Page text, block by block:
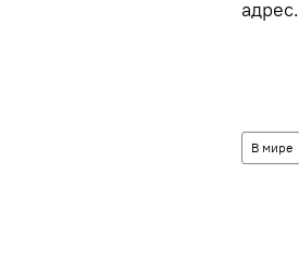
адрес.
В мире